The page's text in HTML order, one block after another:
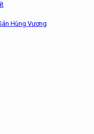
Hùng Vương